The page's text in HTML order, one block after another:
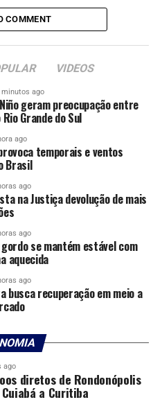
Juizados Especiais, entre
e Formação Inicial dos
dos Juizados
dos Juízes Leigos e o
de Conflitos e Cidadania
de Mato Grosso (Cejusc
com a palestra “Juizado
ministrada pela juíza
“Entre Algoritmos e
Juizados Especiais”,
Horácio. Também serão
no sistema dos Juizados
pelos juízes Milena
a ferramenta
Virtual (SAI Virtual),
O evento também
Selo Amigo dos Juizados,
que incentivam a
COMMENT
VIDEOS
minutos ago
geram preocupação entre
Grande do Sul
ago
temporais e ventos
Brasil
ago
na Justiça devolução de mais
ago
se mantém estável com
aquecida
ago
busca recuperação em meio a
ago
diretos de Rondonópolis
a Curitiba